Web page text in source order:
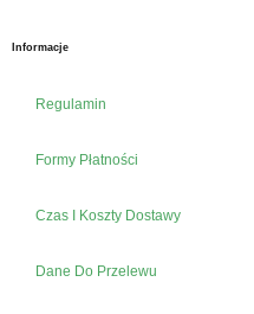
Informacje
Regulamin
Formy Płatności
Czas I Koszty Dostawy
Dane Do Przelewu